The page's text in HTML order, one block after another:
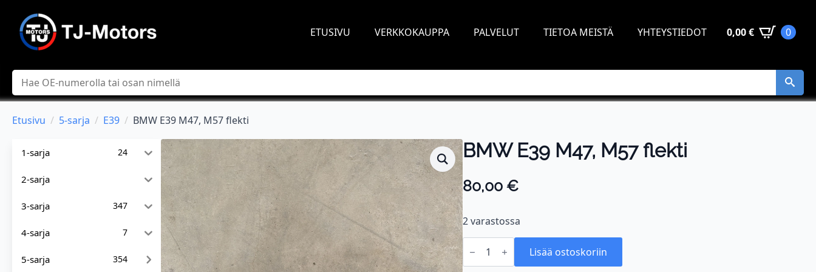
ETUSIVU VERKKOKAUPPA PALVELUT TIETOA MEISTÄ YHTEYSTIEDOT 0,00€ 0
Hae
Etusivu 5-sarja E39 BMW E39 M47, M57 flekti
1-sarja 24
2-sarja
3-sarja 347
4-sarja 7
5-sarja 354
BMW E39 M47, M57 flekti
80,00€
2 varastossa
BMW
E39
M47,
Lisää ostoskoriin